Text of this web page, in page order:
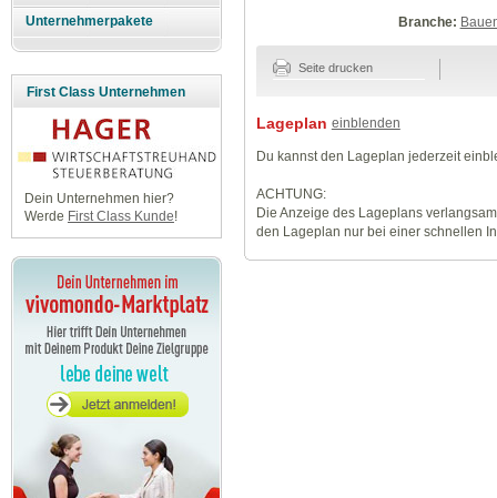
Unternehmerpakete
First Class Unternehmen
Dein Unternehmen hier?
Werde First Class Kunde!
Branche:
Seite drucken
Lageplan einblenden
Du kannst den Lageplan jederzeit
ACHTUNG:
Die Anzeige des Lageplans
den Lageplan nur bei einer schnellen